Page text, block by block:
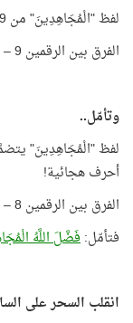
لفظ "الْمُجَاهِدِينَ" من 9 أحرف، ولفظ "الْقَاعِدِينَ" من 8 أحرف!
الفرق بين الرقمين 9 – 8 = 1 وهذه هي الدرجة التي أشارت إليها الآية!
وتأمّل..
أحرف هجائية!
الفرق بين الرقمين 8 – 7 = 1 وهذه هي الدرجة التي أشارت إليها الآية!
فتأمّل:فَضَّلَ اللَّهُ
انقلب السحر على